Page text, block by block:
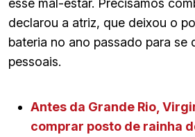
declarou a atriz, que deixou o
bateria no ano passado para se
pessoais.
Antes da Grande Rio,
comprar posto de rainha